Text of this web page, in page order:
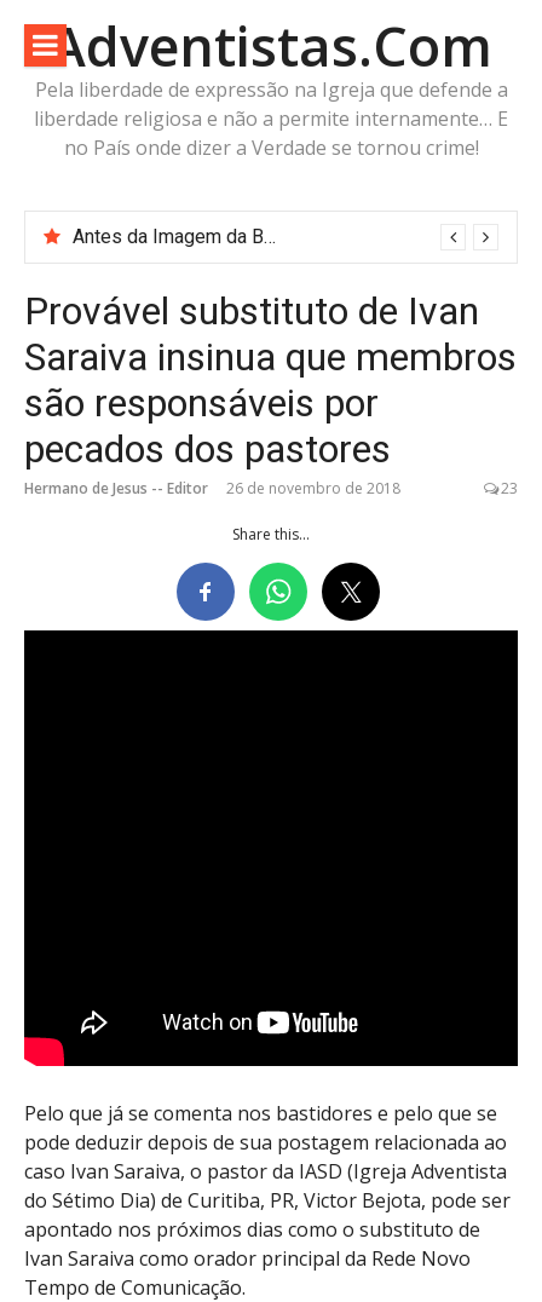
para
conteúdo
Adventistas.Com
Pela liberdade de expressão na Igreja que defende a
liberdade religiosa e não a permite internamente… E
no País onde dizer a Verdade se tornou crime!
Antes da Imagem da Besta: Estaria a Humanidade Construindo a Imagem Pré-Besta com cabeça de Cordeiro e Voz do Dragão?
Provável substituto de Ivan
Saraiva insinua que membros
são responsáveis por
pecados dos pastores
Hermano de Jesus -- Editor 26 de novembro de 2018 23
Share this...
Pelo que já se comenta nos bastidores e pelo que se
pode deduzir depois de sua postagem relacionada ao
caso Ivan Saraiva, o pastor da IASD (Igreja Adventista
do Sétimo Dia) de Curitiba, PR, Victor Bejota, pode ser
apontado nos próximos dias como o substituto de
Ivan Saraiva como orador principal da Rede Novo
Tempo de Comunicação.